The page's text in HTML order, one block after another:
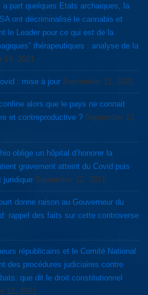
ont décriminalisé le cannabis et
le Leader pour ce qui est de la
thérapeutiques : analyse de la
19, 2021
: mise à jour September 12, 2021
alors que le pays ne connait
et contreproductive ? September 12,
oblige un hôpital d’honorer la
gravement atteint du Covid puis
juridique September 12, 2021
donne raison au Gouverneur du
rappel des faits sur cette controverse
républicains et le Comité National
des procédures judiciaires contre
que dit le droit constitutionnel
12, 2021